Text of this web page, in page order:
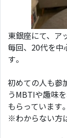
東銀座にて、ア
毎回、20代を中
す。
初めての人も参
うMBTIや趣味
もらっています。
※わからない方